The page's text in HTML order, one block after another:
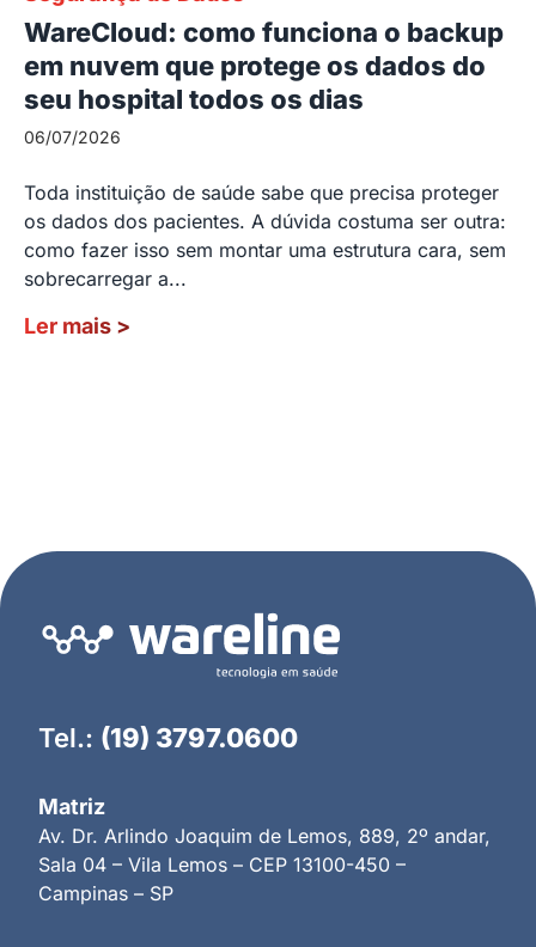
WareCloud: como funciona o backup
em nuvem que protege os dados do
seu hospital todos os dias
06/07/2026
Toda instituição de saúde sabe que precisa proteger
os dados dos pacientes. A dúvida costuma ser outra:
como fazer isso sem montar uma estrutura cara, sem
sobrecarregar a...
Ler mais >
Tel.: (19) 3797.0600
Matriz
Av. Dr. Arlindo Joaquim de Lemos, 889, 2º andar,
Sala 04 – Vila Lemos – CEP 13100-450 –
Campinas – SP